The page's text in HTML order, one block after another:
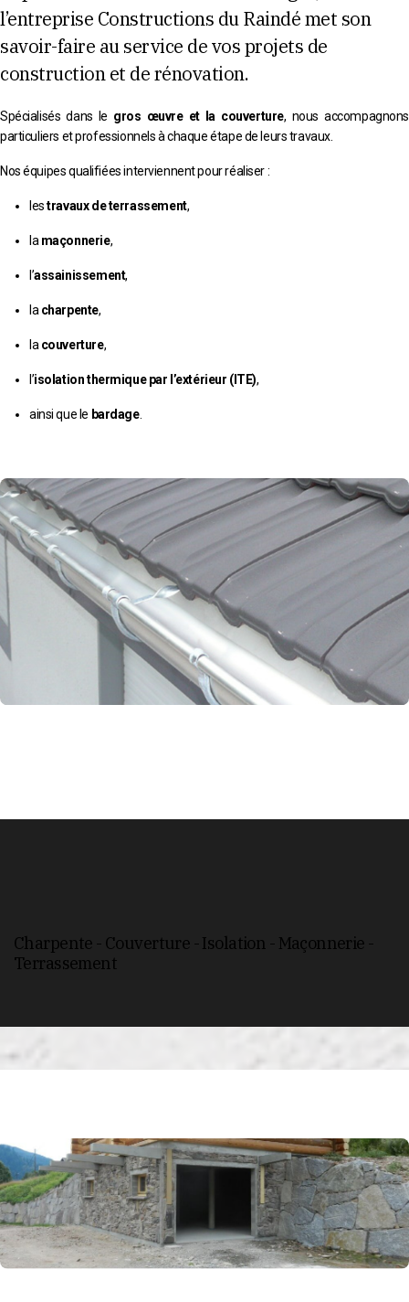
l’entreprise Constructions du Raindé met son
savoir-faire au service de vos projets de
construction et de rénovation.
Spécialisés dans le gros œuvre et la couverture, nous accompagnons
particuliers et professionnels à chaque étape de leurs travaux.
Nos équipes qualifiées interviennent pour réaliser :
lestravaux de terrassement,
la maçonnerie,
l’assainissement,
la charpente,
la couverture,
l’isolation thermique par l’extérieur (ITE),
ainsi que le bardage.
Charpente - Couverture - Isolation - Maçonnerie -
Terrassement